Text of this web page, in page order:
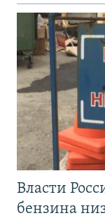
Власти
бензина